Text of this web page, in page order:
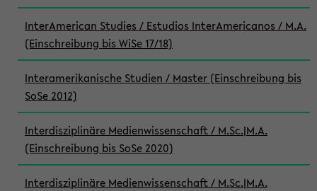
InterAmerican Studies / Estudios InterAmericanos / M.A.
(Einschreibung bis WiSe 17/18)
Interamerikanische Studien / Master (Einschreibung bis
SoSe 2012)
Interdisziplinäre Medienwissenschaft / M.Sc.|M.A.
(Einschreibung bis SoSe 2020)
Interdisziplinäre Medienwissenschaft / M.Sc.|M.A.